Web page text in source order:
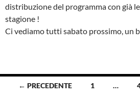
distribuzione del programma con già
stagione !
Ci vediamo tutti sabato prossimo, un
Navigazione
← PRECEDENTE 1 …